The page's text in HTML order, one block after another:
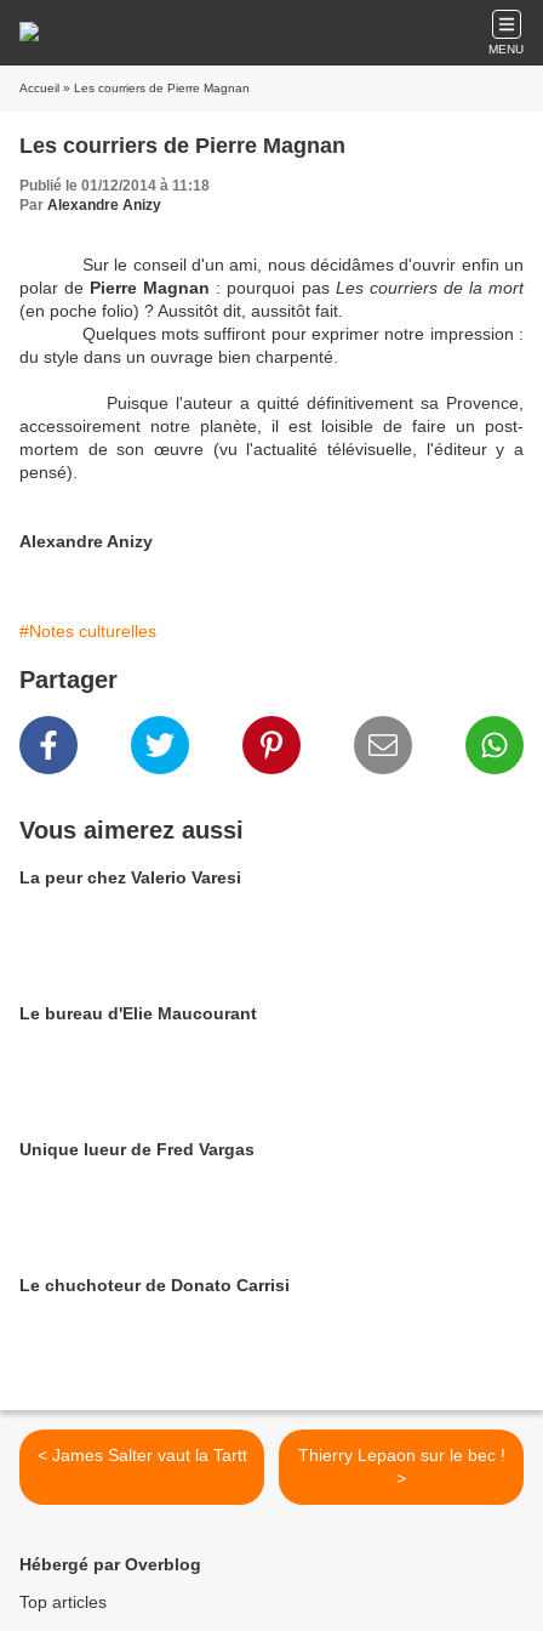
MENU
Accueil » Les courriers de Pierre Magnan
Les courriers de Pierre Magnan
Publié le 01/12/2014 à 11:18
Par Alexandre Anizy
Sur le conseil d'un ami, nous décidâmes d'ouvrir enfin un
polar de Pierre Magnan : pourquoi pas Les courriers de la mort
(en poche folio) ? Aussitôt dit, aussitôt fait.
Quelques mots suffiront pour exprimer notre impression :
du style dans un ouvrage bien charpenté.
Puisque l'auteur a quitté définitivement sa Provence,
accessoirement notre planète, il est loisible de faire un post-
mortem de son œuvre (vu l'actualité télévisuelle, l'éditeur y a
pensé).
Alexandre Anizy
#Notes culturelles
Partager
Vous aimerez aussi
La peur chez Valerio Varesi
Le bureau d'Elie Maucourant
Unique lueur de Fred Vargas
Le chuchoteur de Donato Carrisi
< James Salter vaut la Tartt
Thierry Lepaon sur le bec !
>
Hébergé par Overblog
Top articles